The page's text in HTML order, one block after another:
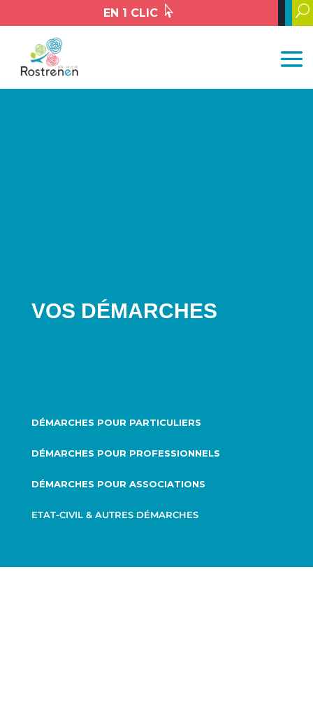
EN 1 CLIC  U
VOS DÉMARCHES
DÉMARCHES POUR PARTICULIERS
DÉMARCHES POUR PROFESSIONNELS
DÉMARCHES POUR ASSOCIATIONS
ETAT-CIVIL & AUTRES DÉMARCHES